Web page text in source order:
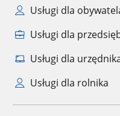
Usługi dla
Usługi dla
Usługi dla
Usługi dla rolnika